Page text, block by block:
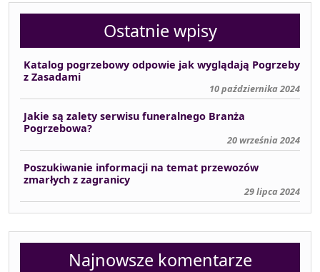
Ostatnie wpisy
Katalog pogrzebowy odpowie jak wyglądają Pogrzeby
z Zasadami
10 października 2024
Jakie są zalety serwisu funeralnego Branża
Pogrzebowa?
20 września 2024
Poszukiwanie informacji na temat przewozów
zmarłych z zagranicy
29 lipca 2024
Najnowsze komentarze